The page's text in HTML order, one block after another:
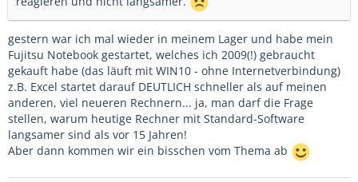
gestern war ich mal wieder in meinem Lager und habe mein
Fujitsu Notebook gestartet, welches ich 2009(!) gebraucht
gekauft habe (das läuft mit WIN10 - ohne Internetverbindung)
z.B. Excel startet darauf DEUTLICH schneller als auf meinen
anderen, viel neueren Rechnern... ja, man darf die Frage
stellen, warum heutige Rechner mit Standard-Software
langsamer sind als vor 15 Jahren!
Aber dann kommen wir ein bisschen vom Thema ab